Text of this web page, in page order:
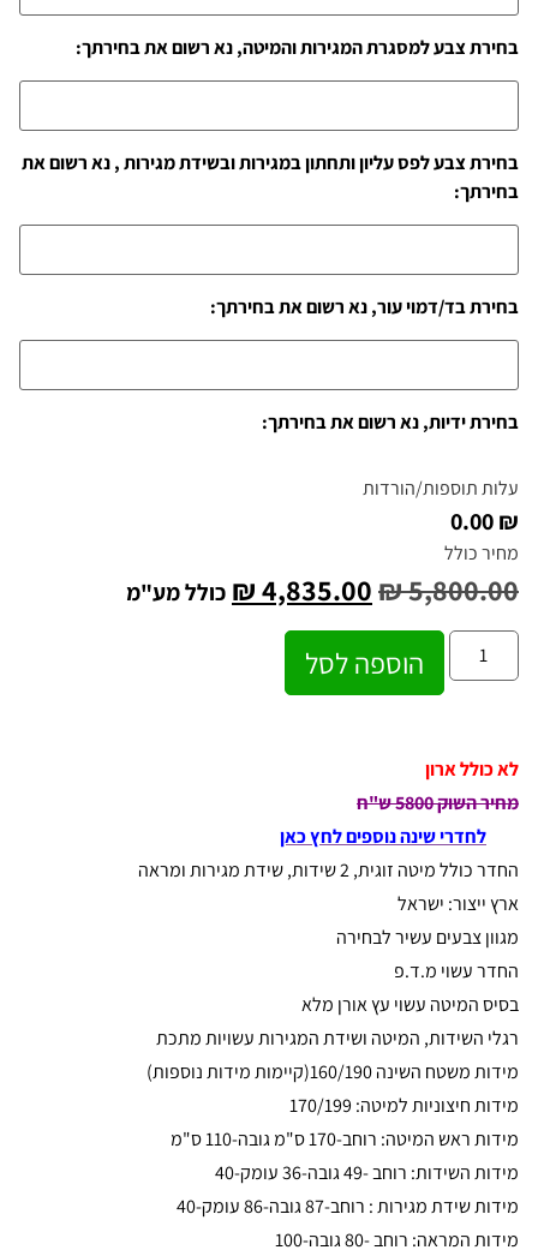
בחירת צבע למסגרת המגירות והמיטה, נא רשום את בחירתך:
בחירת צבע לפס עליון ותחתון במגירות ובשידת מגירות , נא רשום את
בחירתך:
בחירת בד/דמוי עור, נא רשום את בחירתך:
בחירת ידיות, נא רשום את בחירתך:
עלות תוספות/הורדות
₪ 0.00
מחיר כולל
₪5,800.00
₪4,835.00 כולל מע"מ
הוספה לסל
לא כולל ארון
מחיר השוק 5800 ש"ח
לחדרי שינה נוספים לחץ כאן
החדר כולל מיטה זוגית, 2 שידות, שידת מגירות ומראה
ארץ ייצור: ישראל
מגוון צבעים עשיר לבחירה
החדר עשוי מ.ד.פ
בסיס המיטה עשוי עץ אורן מלא
רגלי השידות, המיטה ושידת המגירות עשויות מתכת
מידות משטח השינה 160/190(קיימות מידות נוספות)
מידות חיצוניות למיטה: 170/199
מידות ראש המיטה: רוחב-170 ס"מ גובה-110 ס"מ
מידות השידות: רוחב -49 גובה-36 עומק-40
מידות שידת מגירות : רוחב-87 גובה-86 עומק-40
מידות המראה: רוחב -80 גובה-100